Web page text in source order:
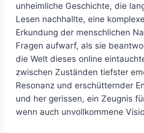
unheimliche Geschichte, die
Lesen nachhallte, eine
Erkundung der menschlichen
Fragen aufwarf, als sie
die Welt dieses online
zwischen Zuständen tiefster
Resonanz und erschütternder
und her gerissen, ein Zeugnis
wenn auch unvollkommene